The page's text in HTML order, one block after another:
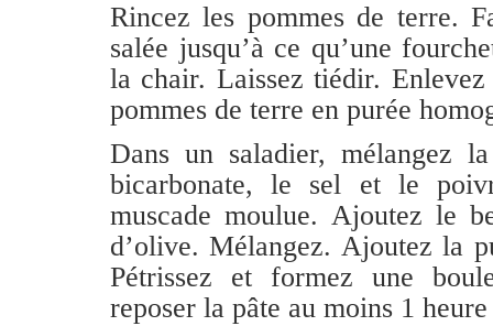
Rincez les pommes de terre.
salée jusqu’à ce qu’une
la chair. Laissez tiédir.
pommes de terre en purée
Dans un saladier, mélangez
bicarbonate, le sel et le
muscade moulue. Ajoutez le
d’olive. Mélangez. Ajoutez la
Pétrissez et formez une
reposer la pâte au moins 1